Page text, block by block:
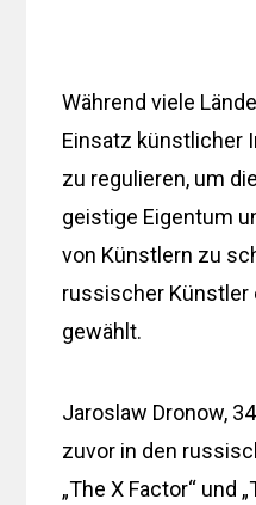
Während viele
Einsatz künstlicher
zu regulieren, um
geistige Eigentum
von Künstlern zu
russischer Künstler
gewählt.
Jaroslaw Dronow,
zuvor in den
„The X Factor“ und